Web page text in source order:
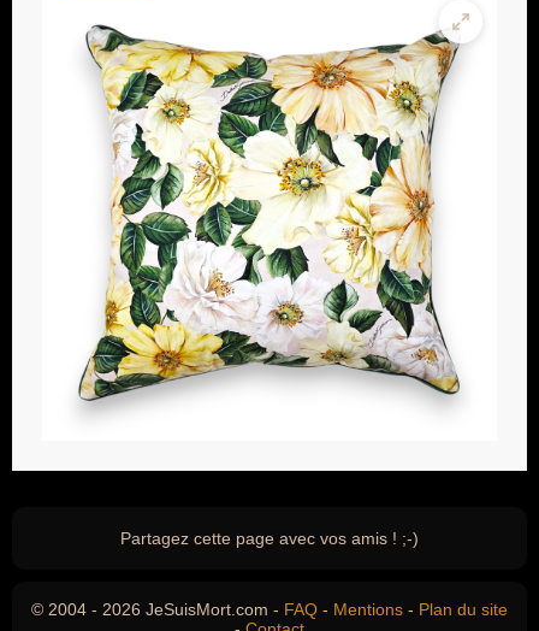
Partagez cette page avec vos amis ! ;-)
© 2004 - 2026 JeSuisMort.com - FAQ - Mentions - Plan du site